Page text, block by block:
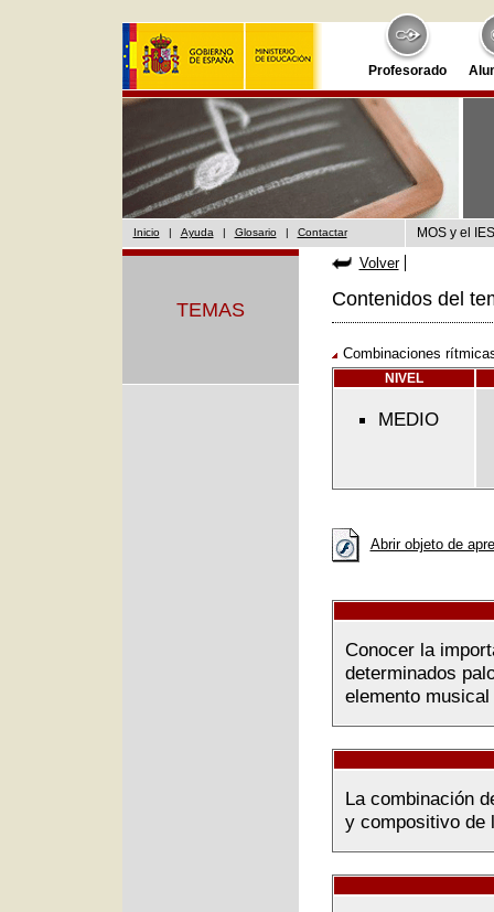
Profesorado
Inicio | Ayuda | Glosario | Contactar MOS y el
TEMAS
Volver
Contenidos del
Combinaciones
NIVEL
MEDIO
Abrir objeto de
Conocer la
determinados
elemento
La combinación
y compositivo de